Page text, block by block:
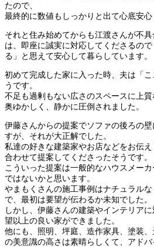
たので、
最終的に数値もしっかりと出て心底安心
それと住み始めてからも江渡さんが不
は、即座に誠実に対応してくださるの
る」と思えて安心して暮らしています。
初めて完成した家に入った時、夫は「
うです。
不足も過剰もない広さのスペースに上
奥ゆかしく、静かに圧倒されました。
伊藤さんからの提案でソファの後ろの
すが、それが大正解でした。
私達の好きな建築家やお店などをお伝
合わせて提案してくださったそうです。
こういった提案は一般的なハウスメー
ではないかと思います。
やまもくさんの施工事例はナチュラル
で、最初は要望が伝わるか未知でした。
しかし、伊藤さんの建築やインテリア
望以上の良い家ができました。
他にも、照明、坪庭、造作家具、塗装
の美意識の高さは素晴らしくて、アド